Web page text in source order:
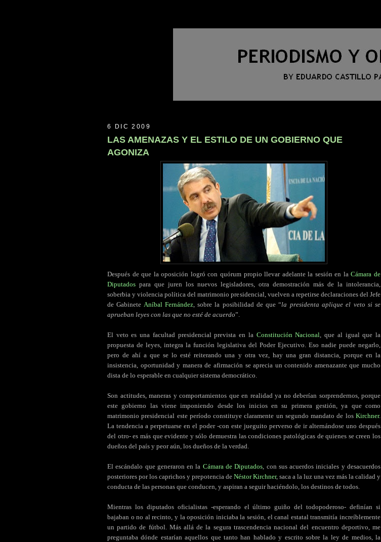
6 DIC 2009
LAS AMENAZAS Y EL ESTILO DE UN GOBIERNO QUE
AGONIZA
Después de que la oposición logró con quórum propio llevar adelante la sesión en laCámara de
Diputados para que juren los nuevos legisladores, otra demostración más de la intolerancia,
soberbia y violencia política del matrimonio presidencial, vuelven a repetirse declaraciones del Jefe
de Gabinete Aníbal Fernández, sobre la posibilidad de que “la presidenta aplique el veto si se
aprueban leyes con las que no esté de acuerdo”.
El veto es una facultad presidencial prevista en la Constitución Nacional, que al igual que la
propuesta de leyes, integra la función legislativa del Poder Ejecutivo. Eso nadie puede negarlo,
pero de ahí a que se lo esté reiterando una y otra vez, hay una gran distancia, porque en la
insistencia, oportunidad y manera de afirmación se aprecia un contenido amenazante que mucho
dista de lo esperable en cualquier sistema democrático.
Son actitudes, maneras y comportamientos que en realidad ya no deberían sorprendernos, porque
este gobierno las viene imponiendo desde los inicios en su primera gestión, ya que como
matrimonio presidencial este período constituye claramente un segundo mandato de los Kirchner.
La tendencia a perpetuarse en el poder -con este jueguito perverso de ir alternándose uno después
del otro- es más que evidente y sólo demuestra las condiciones patológicas de quienes se creen los
dueños del país y peor aún, los dueños de la verdad.
El escándalo que generaron en la Cámara de Diputados, con sus acuerdos iniciales y desacuerdos
posteriores por los caprichos y prepotencia de Néstor Kirchner, saca a la luz una vez más la calidad y
conducta de las personas que conducen, y aspiran a seguir haciéndolo, los destinos de todos.
Mientras los diputados oficialistas -esperando el último guiño del todopoderoso- definían si
bajaban o no al recinto, y la oposición iniciaba la sesión, el canal estatal transmitía increíblemente
un partido de fútbol. Más allá de la segura trascendencia nacional del encuentro deportivo, me
preguntaba dónde estarían aquellos que tanto han hablado y escrito sobre la ley de medios, la